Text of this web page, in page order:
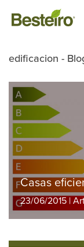
edificacion -
Casas
23/06/2015 |